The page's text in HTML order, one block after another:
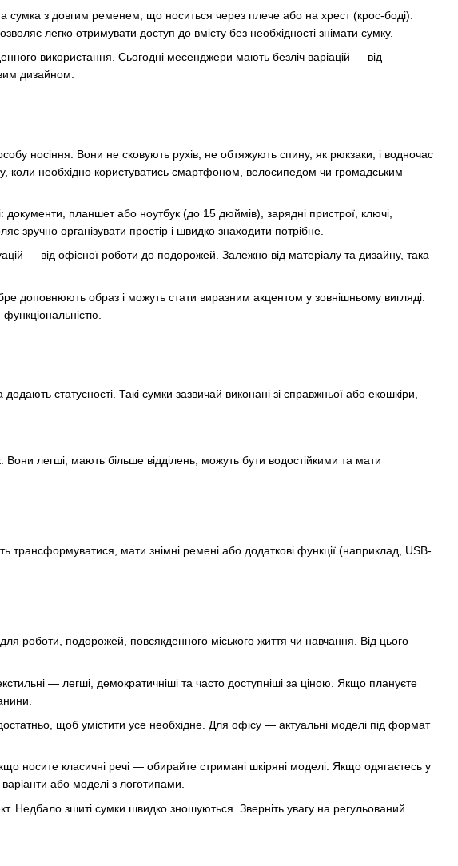
з довгим ременем, що носиться через плече або на хрест (крос-боді).
легко отримувати доступ до вмісту без необхідності знімати сумку.
використання. Сьогодні месенджери мають безліч варіацій — від
дизайном.
носіння. Вони не сковують рухів, не обтяжують спину, як рюкзаки, і водночас
коли необхідно користуватись смартфоном, велосипедом чи громадським
документи, планшет або ноутбук (до 15 дюймів), зарядні пристрої, ключі,
організувати простір і швидко знаходити потрібне.
— від офісної роботи до подорожей. Залежно від матеріалу та дизайну, така
доповнюють образ і можуть стати виразним акцентом у зовнішньому вигляді.
статусності. Такі сумки зазвичай виконані зі справжньої або екошкіри,
легші, мають більше відділень, можуть бути водостійкими та мати
мати знімні ремені або додаткові функції (наприклад, USB-
роботи, подорожей, повсякденного міського життя чи навчання. Від цього
— легші, демократичніші та часто доступніші за ціною. Якщо плануєте
щоб умістити усе необхідне. Для офісу — актуальні моделі під формат
носите класичні речі — обирайте стримані шкіряні моделі. Якщо одягаєтесь у
або моделі з логотипами.
Недбало зшиті сумки швидко зношуються. Зверніть увагу на регульований